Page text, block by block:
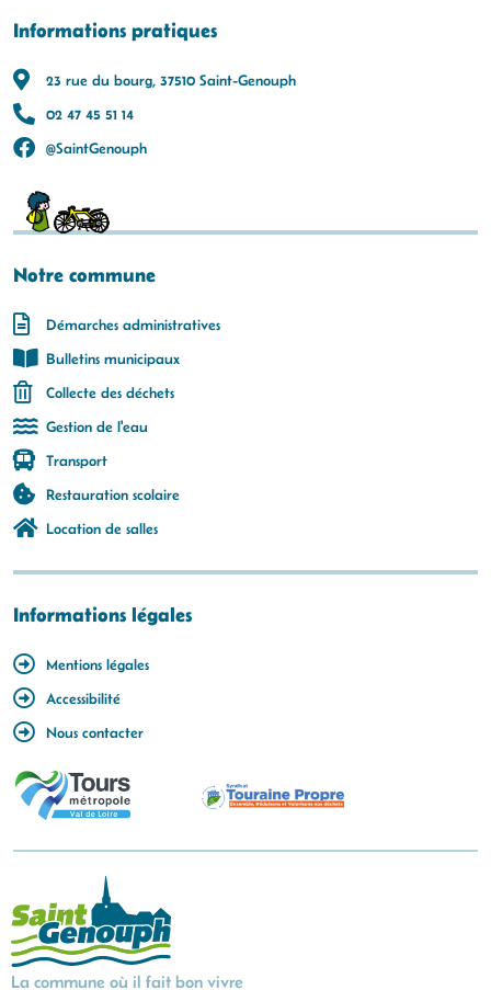
Informations pratiques
23 rue du bourg, 37510 Saint-Genouph
02 47 45 51 14
@SaintGenouph
Notre commune
Démarches administratives
Bulletins municipaux
Collecte des déchets
Gestion de l'eau
Transport
Restauration scolaire
Location de salles
Informations légales
Mentions légales
Accessibilité
Nous contacter
La commune où il fait bon vivre